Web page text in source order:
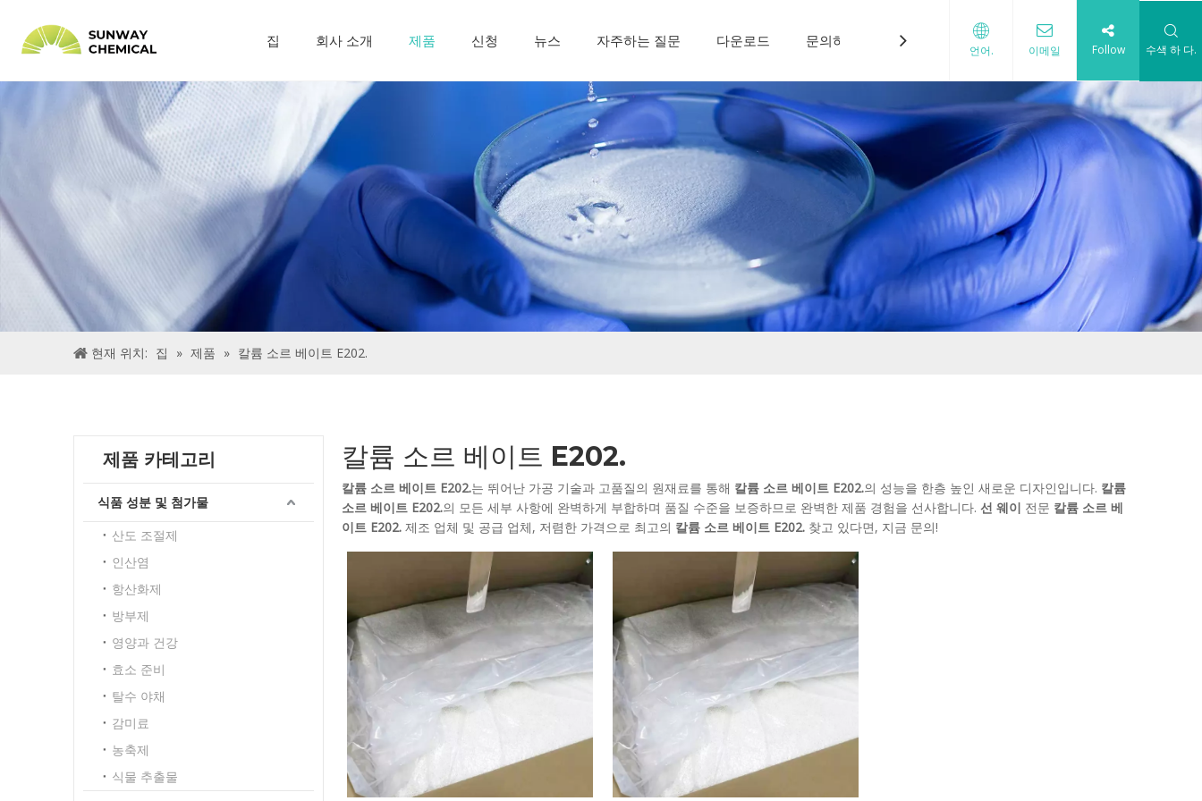
집 회사 소개 제품 신청 뉴스 자주하는 질문 다운로드 문의하기
언어. 이메일 Follow 수색 하 다.
현재 위치: 집 » 제품 » 칼륨 소르 베이트 E202.
제품 카테고리
식품 성분 및 첨가물
산도 조절제
인산염
항산화제
방부제
영양과 건강
효소 준비
탈수 야채
감미료
농축제
식물 추출물
칼륨 소르 베이트 E202.
칼륨 소르 베이트 E202.는 뛰어난 가공 기술과 고품질의 원재료를 통해 칼륨 소르 베이트 E202.의 성능을 한층 높인 새로운 디자인입니다. 칼륨
소르 베이트 E202.의 모든 세부 사항에 완벽하게 부합하며 품질 수준을 보증하므로 완벽한 제품 경험을 선사합니다. 선 웨이 전문 칼륨 소르 베
이트 E202. 제조 업체 및 공급 업체, 저렴한 가격으로 최고의 칼륨 소르 베이트 E202. 찾고 있다면, 지금 문의!